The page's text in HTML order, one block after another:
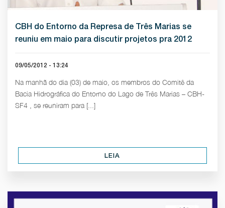
CBH do Entorno da Represa de Três Marias se
reuniu em maio para discutir projetos pra 2012
09/05/2012 - 13:24
Na manhã do dia (03) de maio, os membros do Comitê da
Bacia Hidrográfica do Entorno do Lago de Três Marias – CBH-
SF4 , se reuniram para [...]
LEIA